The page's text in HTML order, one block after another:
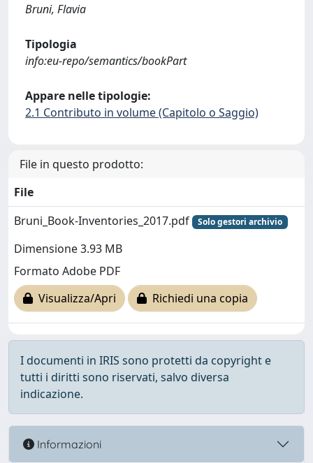
Bruni, Flavia
Tipologia
info:eu-repo/semantics/bookPart
Appare nelle tipologie:
2.1 Contributo in volume (Capitolo o Saggio)
File in questo prodotto:
File
Bruni_Book-Inventories_2017.pdf
Solo gestori archivio
Dimensione 3.93 MB
Formato Adobe PDF
Visualizza/Apri
Richiedi una copia
I documenti in IRIS sono protetti da copyright e
tutti i diritti sono riservati, salvo diversa
indicazione.
Informazioni